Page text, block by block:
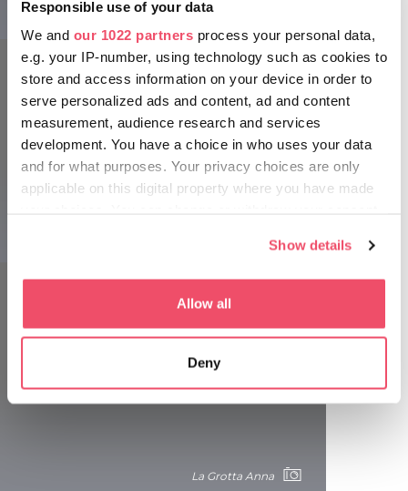
Responsible use of your data
We and our 1022 partners process your personal data,
e.g. your IP-number, using technology such as cookies to
store and access information on your device in order to
serve personalized ads and content, ad and content
measurement, audience research and services
development. You have a choice in who uses your data
and for what purposes. Your privacy choices are only
applicable on this digital property where you have made
If you allow, we would also like to:
which can be accurate to within several meters
Identify your device by actively scanning it for
specific characteristics (fingerprinting)
We use cookies to personalise content and ads, to
Show details
Allow all
Deny
La grotta del Pungitopo
La grotta del Pungitopo
Santo Stefano a Lillafüred sono stati dati nomi suggestivi e
fantasiosi. La visita guidata dura circa 30 minuti, il tratto è
lungo 170 metri.
L’ingresso della grotta Anna, una delle poche al mondo nel
suo genere, si trova vicino alla cascata di Lillafüred e si è
formata nel tufo calcareo della sorgente del torrente
Szinva. Lungo i 208 metri della grotta si possono ammirare
formazioni calcaree e vari fossili vegetali.
La Grotta Anna